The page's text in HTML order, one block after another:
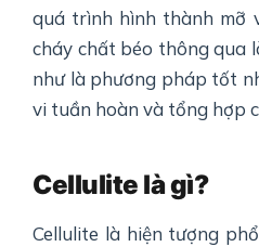
quá trình hình thành mỡ
cháy chất béo thông qua
như là phương pháp tốt
vi tuần hoàn và tổng hợp
Cellulite là gì?
Cellulite là hiện tượng